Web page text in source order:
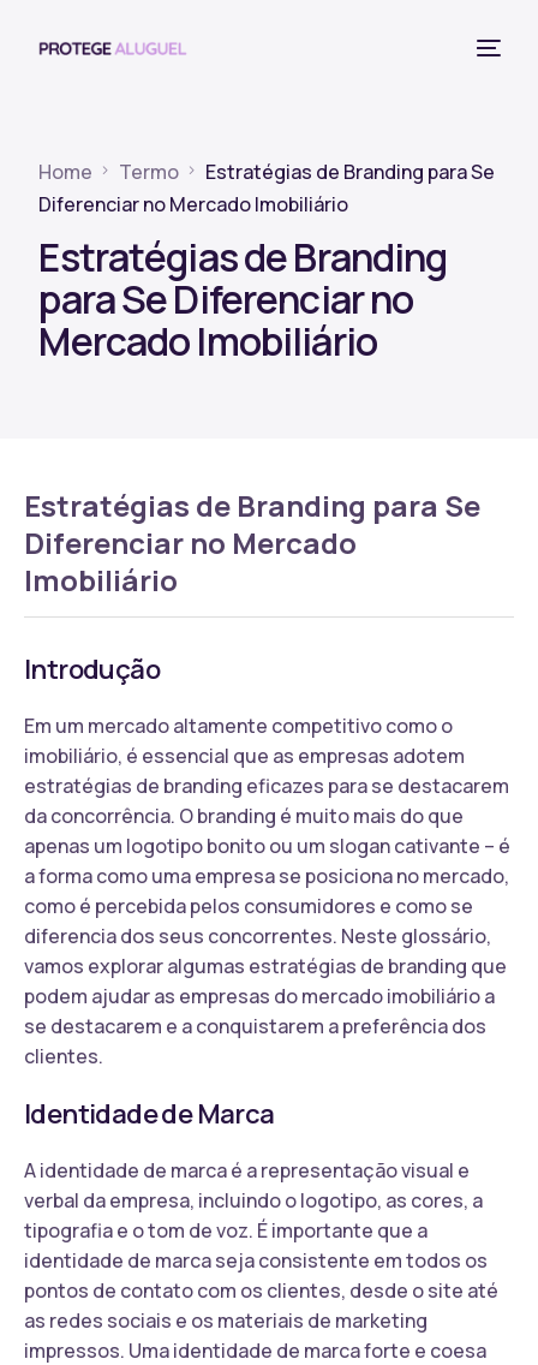
Home Termo
Estratégias de Branding para Se
Diferenciar no Mercado Imobiliário
Estratégias de Branding
para Se Diferenciar no
Mercado Imobiliário
Estratégias de Branding para Se
Diferenciar no Mercado
Imobiliário
Introdução
Em um mercado altamente competitivo como o
imobiliário, é essencial que as empresas adotem
estratégias de branding eficazes para se destacarem
da concorrência. O branding é muito mais do que
apenas um logotipo bonito ou um slogan cativante – é
a forma como uma empresa se posiciona no mercado,
como é percebida pelos consumidores e como se
diferencia dos seus concorrentes. Neste glossário,
vamos explorar algumas estratégias de branding que
podem ajudar as empresas do mercado imobiliário a
se destacarem e a conquistarem a preferência dos
clientes.
Identidade de Marca
A identidade de marca é a representação visual e
verbal da empresa, incluindo o logotipo, as cores, a
tipografia e o tom de voz. É importante que a
identidade de marca seja consistente em todos os
pontos de contato com os clientes, desde o site até
as redes sociais e os materiais de marketing
impressos. Uma identidade de marca forte e coesa